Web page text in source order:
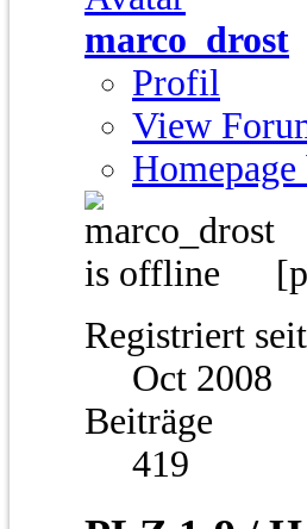
marco_drost
Profil
View
Homepage
Registriert seit
Oct 2008
Beiträge
419